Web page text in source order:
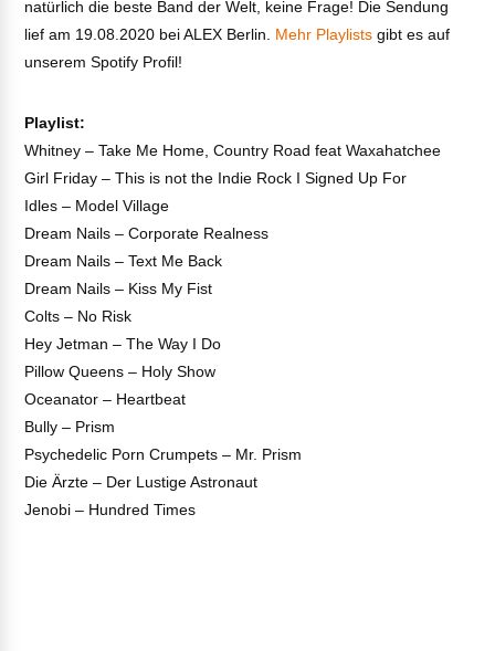
natürlich die beste Band der Welt, keine Frage! Die Sendung
lief am 19.08.2020 bei ALEX Berlin. Mehr Playlists gibt es auf
unserem Spotify Profil!
Playlist:
Whitney – Take Me Home, Country Road feat Waxahatchee
Girl Friday – This is not the Indie Rock I Signed Up For
Idles – Model Village
Dream Nails – Corporate Realness
Dream Nails – Text Me Back
Dream Nails – Kiss My Fist
Colts – No Risk
Hey Jetman – The Way I Do
Pillow Queens – Holy Show
Oceanator – Heartbeat
Bully – Prism
Psychedelic Porn Crumpets – Mr. Prism
Die Ärzte – Der Lustige Astronaut
Jenobi – Hundred Times